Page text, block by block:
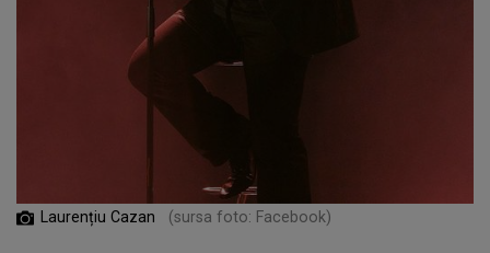
Laurențiu Cazan (sursa foto: Facebook)